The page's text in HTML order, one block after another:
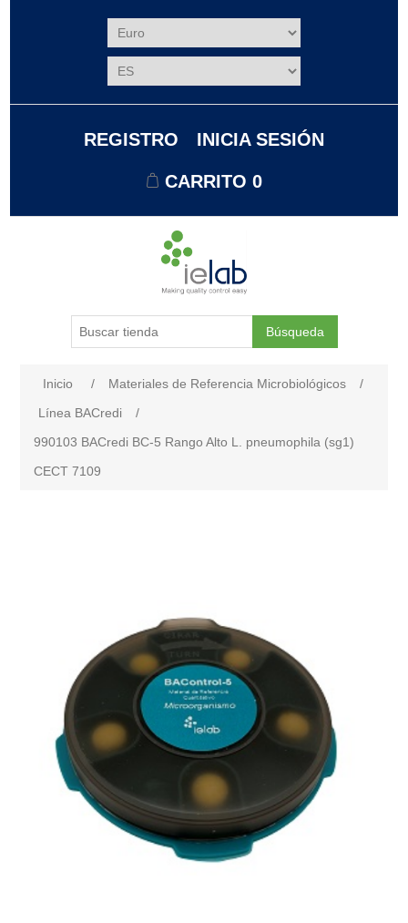
REGISTRO INICIA SESIÓN
CARRITO 0
Búsqueda
Inicio / Materiales de Referencia Microbiológicos
/
Línea BACredi
/
990103 BACredi BC-5 Rango Alto L. pneumophila (sg1)
CECT 7109